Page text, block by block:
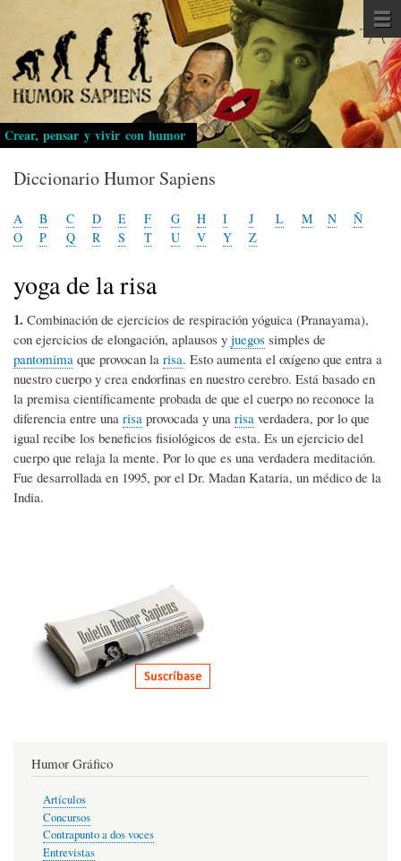
Pasar
al
contenido
principal
Crear, pensar y vivir con humor
Diccionario Humor Sapiens
A B C D E F G H I J L M N
Ñ
O
P Q R S T U V Y Z
yoga de la risa
1. Combinación de ejercicios de respiración yóguica (Pranayama),
con ejercicios de elongación, aplausos y juegos simples de
pantomima que provocan la risa. Esto aumenta el oxígeno que entra a
nuestro cuerpo y crea endorfinas en nuestro cerebro. Está basado en
la premisa científicamente probada de que el cuerpo no reconoce la
diferencia entre una risa provocada y una risa verdadera, por lo que
igual recibe los beneficios fisiológicos de esta. Es un ejercicio del
cuerpo que relaja la mente. Por lo que es una verdadera meditación.
Fue desarrollada en 1995, por el Dr. Madan Kataria, un médico de la
India.
Humor Gráfico
Artículos
Concursos
Contrapunto a dos voces
Entrevistas